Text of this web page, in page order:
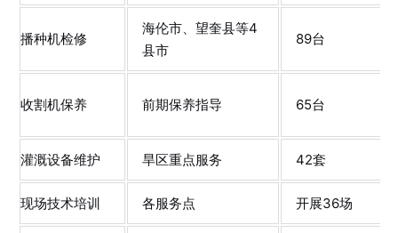
播种机检修
海伦市、望奎县等4
县市
89台
收割机保养 前期保养指导 65台
灌溉设备维护 旱区重点服务 42套
现场技术培训 各服务点 开展36场